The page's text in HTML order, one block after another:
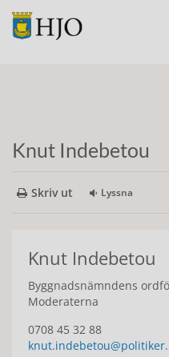
Knut Indebetou
Skriv ut Lyssna
Knut Indebetou
Byggnadsnämndens
Moderaterna
0708 45 32 88